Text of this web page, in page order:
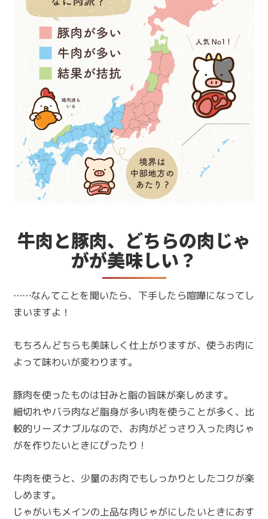
牛肉と豚肉、どちらの肉じゃ
がが美味しい？
……なんてことを聞いたら、下手したら喧嘩になってし
まいますよ！
もちろんどちらも美味しく仕上がりますが、使うお肉に
よって味わいが変わります。
豚肉を使ったものは甘みと脂の旨味が楽しめます。
細切れやバラ肉など脂身が多い肉を使うことが多く、比
較的リーズナブルなので、お肉がどっさり入った肉じゃ
がを作りたいときにぴったり！
牛肉を使うと、少量のお肉でもしっかりとしたコクが楽
しめます。
じゃがいもメインの上品な肉じゃがにしたいときにおす